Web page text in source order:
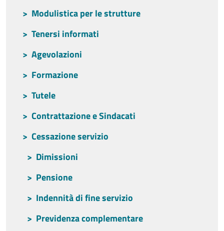
Modulistica per le strutture
Tenersi informati
Agevolazioni
Formazione
Tutele
Contrattazione e Sindacati
Cessazione servizio
Dimissioni
Pensione
Indennità di fine servizio
Previdenza complementare